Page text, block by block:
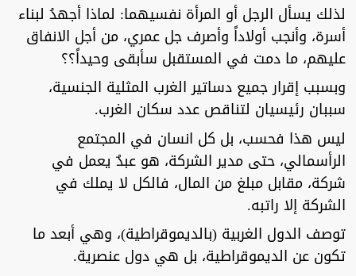
لذلك يسأل الرجل أو المرأة نفسيهما: لماذا أجهدُ لبناء
أسرة، وأنجب أولاداً وأصرف جل عمري، من أجل الانفاق
عليهم، ما دمت في المستقبل سأبقى وحيداً؟؟
وبسبب إقرار جميع دساتير الغرب المثلية الجنسية،
سببان رئيسيان لتناقص عدد سكان الغرب.
ليس هذا فحسب، بل كل انسان في المجتمع
الرأسمالي، حتى مدير الشركة، هو عبدٌ يعمل في
شركة، مقابل مبلغ من المال، فالكل لا يملك في
الشركة إلا راتبه.
توصف الدول الغربية (بالديموقراطية)، وهي أبعد ما
تكون عن الديموقراطية، بل هي دول عنصرية.